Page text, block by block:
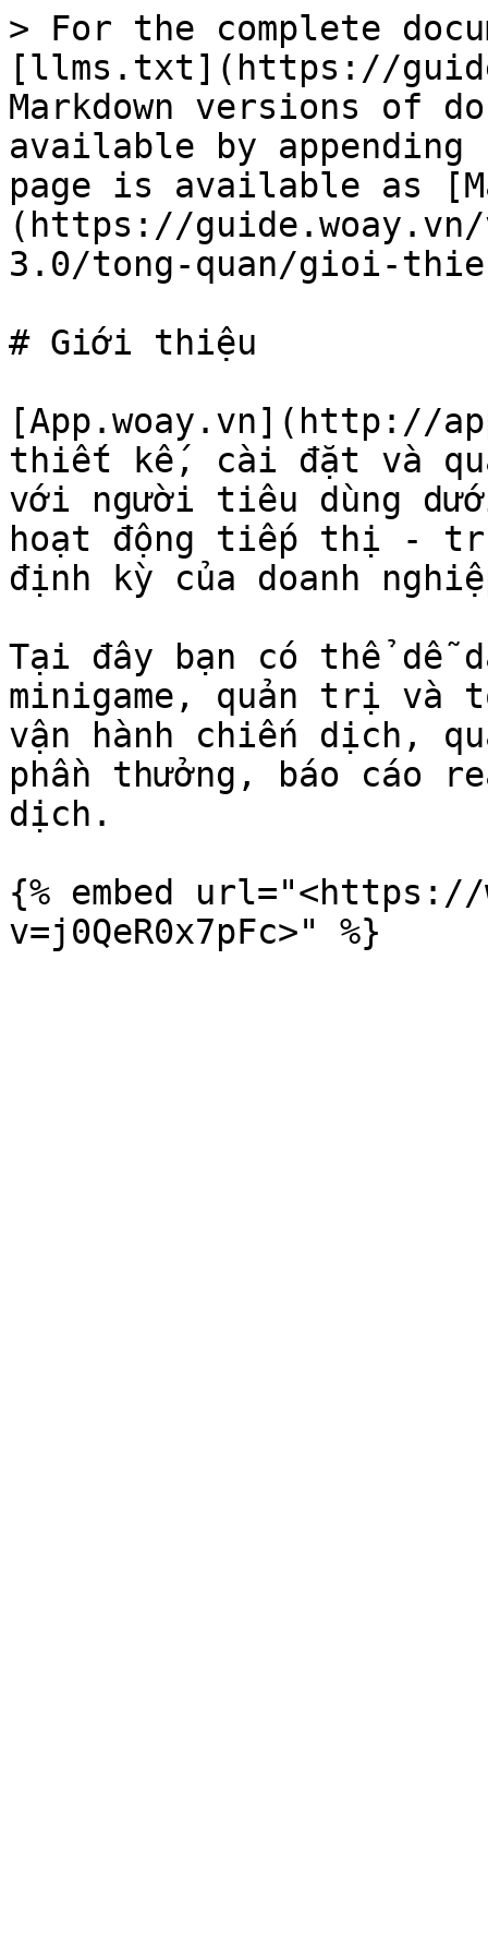
> For the complete
[llms.txt](https://
Markdown versions of
available by
page is available as
(https://
3.0/tong-quan/gioi-
# Giới thiệu
[App.woay.vn](http://
thiết kế, cài đặt và
với người tiêu dùng
hoạt động tiếp thị -
định kỳ của doanh
Tại đây bạn có thể dễ
minigame, quản trị và
vận hành chiến dịch,
phần thưởng, báo cáo
dịch.
{% embed url="<https://